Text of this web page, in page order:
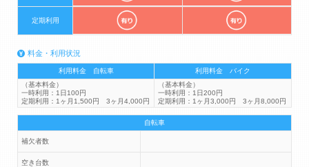
定期利用
料金・利用状況
利用料金 自転車
利用料金 バイク
（基本料金）
一時利用：1日100円
定期利用：1ヶ月1,500円 3ヶ月4,000円
（基本料金）
一時利用：1日200円
定期利用：1ヶ月3,000円 3ヶ月8,000円
自転車
補欠者数
空き台数